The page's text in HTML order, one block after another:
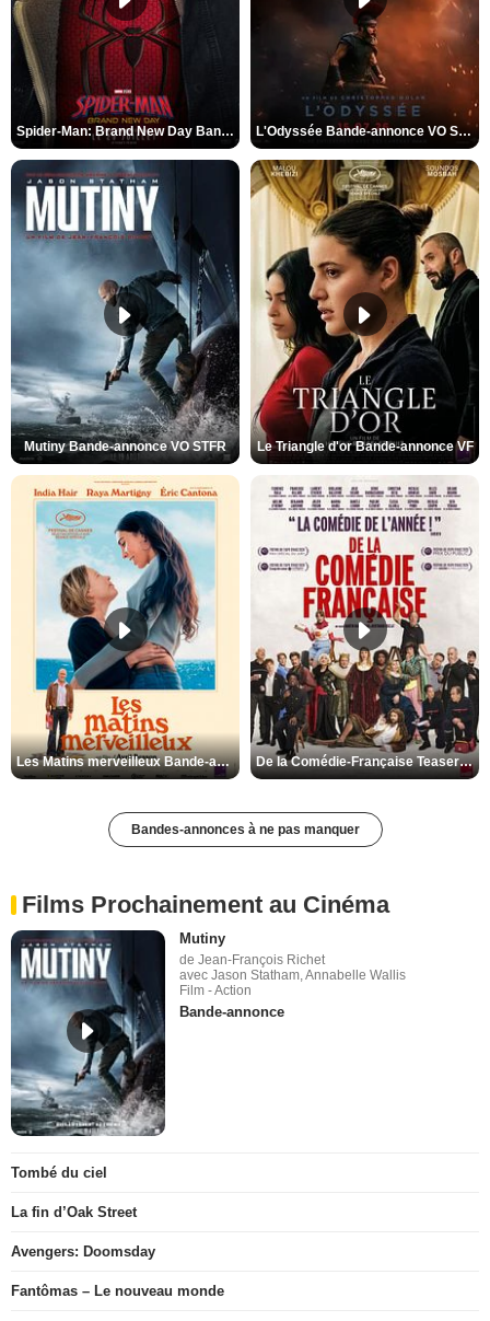
Spider-Man: Brand New Day Bande-annonce VO STFR L'Odyssée Bande-annonce VO STFR
Mutiny Bande-annonce VO STFR Le Triangle d'or Bande-annonce VF
Les Matins merveilleux Bande-annonce VF De la Comédie-Française Teaser VF
Bandes-annonces à ne pas manquer
Films Prochainement au Cinéma
Mutiny
de Jean-François Richet
avec Jason Statham, Annabelle Wallis
Film - Action
Bande-annonce
Tombé du ciel
La fin d’Oak Street
Avengers: Doomsday
Fantômas – Le nouveau monde